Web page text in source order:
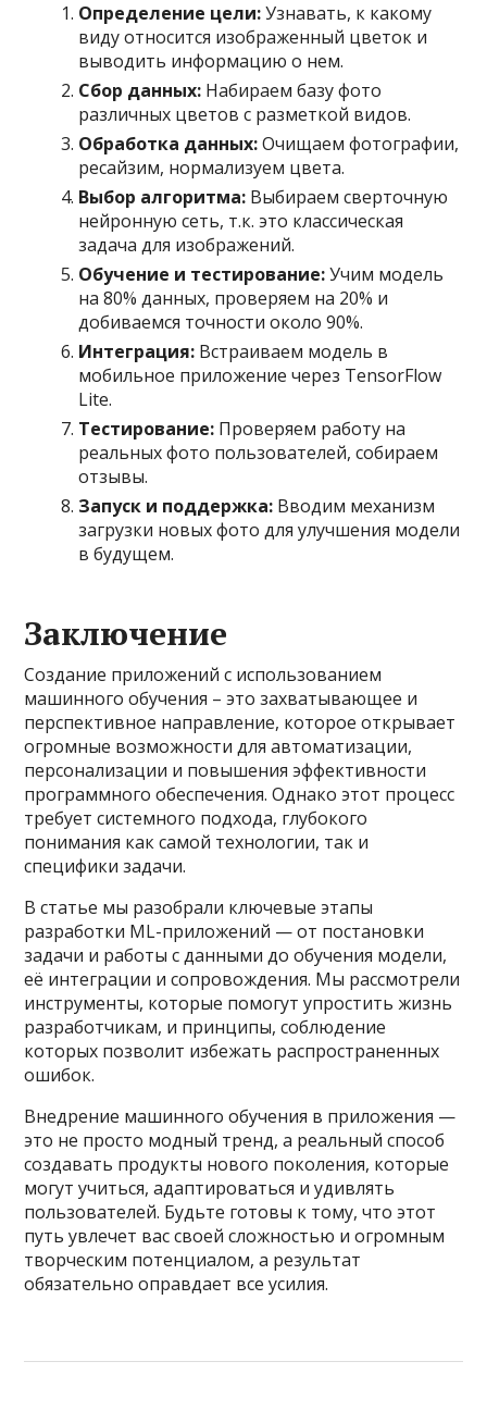
Определение цели:Узнавать, к какому
виду относится изображенный цветок и
выводить информацию о нем.
Сбор данных: Набираем базу фото
различных цветов с разметкой видов.
Обработка данных:Очищаем фотографии,
ресайзим, нормализуем цвета.
Выбор алгоритма: Выбираем сверточную
нейронную сеть, т.к. это классическая
задача для изображений.
Обучение и тестирование:Учим модель
на 80% данных, проверяем на 20% и
добиваемся точности около 90%.
Интеграция: Встраиваем модель в
мобильное приложение через TensorFlow
Lite.
Тестирование: Проверяем работу на
реальных фото пользователей, собираем
отзывы.
Запуск и поддержка: Вводим механизм
загрузки новых фото для улучшения модели
в будущем.
Заключение
Создание приложений с использованием
машинного обучения – это захватывающее и
перспективное направление, которое открывает
огромные возможности для автоматизации,
персонализации и повышения эффективности
программного обеспечения. Однако этот процесс
требует системного подхода, глубокого
понимания как самой технологии, так и
специфики задачи.
В статье мы разобрали ключевые этапы
разработки ML-приложений — от постановки
задачи и работы с данными до обучения модели,
её интеграции и сопровождения. Мы рассмотрели
инструменты, которые помогут упростить жизнь
разработчикам, и принципы, соблюдение
которых позволит избежать распространенных
ошибок.
Внедрение машинного обучения в приложения —
это не просто модный тренд, а реальный способ
создавать продукты нового поколения, которые
могут учиться, адаптироваться и удивлять
пользователей. Будьте готовы к тому, что этот
путь увлечет вас своей сложностью и огромным
творческим потенциалом, а результат
обязательно оправдает все усилия.